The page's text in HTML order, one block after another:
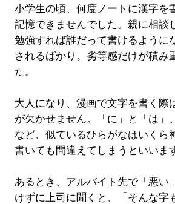
小学生の頃、何度ノートに漢字を
記憶できませんでした。親に相談
勉強すれば誰だって書けるように
されるばかり。劣等感だけが積み
た。
大人になり、漫画で文字を書く際
が欠かせません。「に」と「は」
など、似ているひらがなはいくら
書いても間違えてしまうといいま
あるとき、アルバイト先で「悪い
けずに上司に聞くと、「そんな字